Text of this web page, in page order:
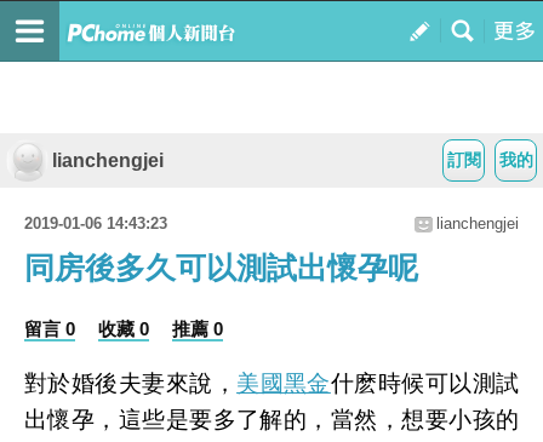
我的
訂閱
lianchengjei
2019-01-06 14:43:23 lianchengjei
同房後多久可以測試出懷孕呢
留言 0 收藏 0 推薦 0
對於婚後夫妻來說， 美國黑金什麽時候可以測試
出懷孕，這些是要多了解的，當然，想要小孩的